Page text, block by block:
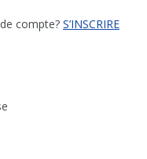
compte? S’INSCRIRE